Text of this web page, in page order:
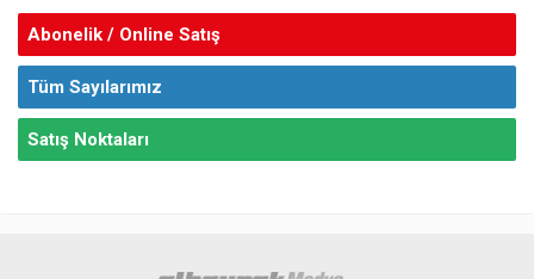
Abonelik / Online Satış
Tüm Sayılarımız
Satış Noktaları